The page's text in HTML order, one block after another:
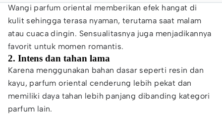
Wangi parfum oriental memberikan efek hangat di
kulit sehingga terasa nyaman, terutama saat malam
atau cuaca dingin. Sensualitasnya juga menjadikannya
favorit untuk momen romantis.
2. Intens dan tahan lama
Karena menggunakan bahan dasar seperti resin dan
kayu, parfum oriental cenderung lebih pekat dan
memiliki daya tahan lebih panjang dibanding kategori
parfum lain.